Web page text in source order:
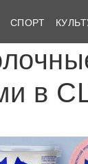
СПОРТ
в